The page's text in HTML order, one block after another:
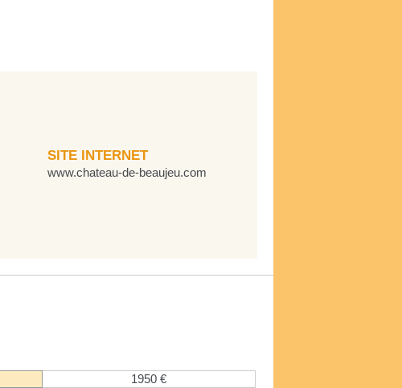
SITE INTERNET
www.chateau-de-beaujeu.com
1950 €